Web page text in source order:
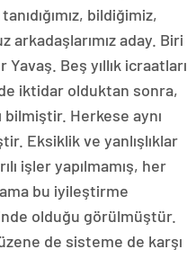
bildiğimiz,
aday. Biri
Beş yıllık icraatları
iktidar olduktan sonra,
bilmiştir. Herkese aynı
Eksiklik ve yanlışlıklar
işler yapılmamış, her
bu iyileştirme
olduğu görülmüştür.
de sisteme de karşı